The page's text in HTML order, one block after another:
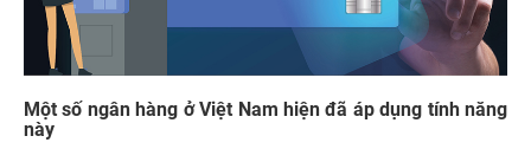
Một số ngân hàng ở Việt Nam hiện đã áp dụng tính năng
này